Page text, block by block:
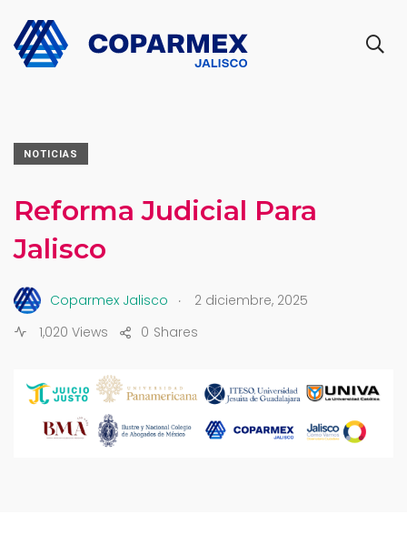
NOTICIAS
Reforma Judicial Para
Jalisco
Coparmex Jalisco .
2 diciembre, 2025
1,020 Views
Shares
0